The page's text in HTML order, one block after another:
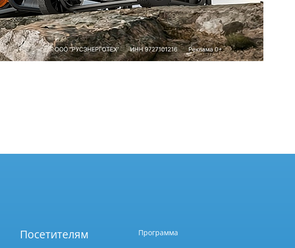
Посетителям Программа